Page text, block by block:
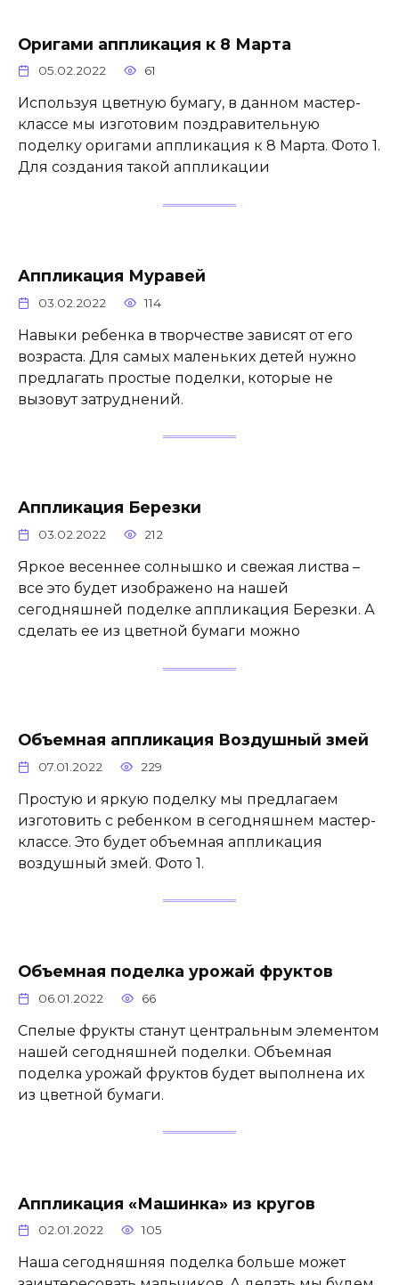
Оригами аппликация к 8 Марта
05.02.2022 61
Используя цветную бумагу, в данном мастер-
классе мы изготовим поздравительную
поделку оригами аппликация к 8 Марта. Фото 1.
Для создания такой аппликации
Аппликация Муравей
03.02.2022 114
Навыки ребенка в творчестве зависят от его
возраста. Для самых маленьких детей нужно
предлагать простые поделки, которые не
вызовут затруднений.
Аппликация Березки
03.02.2022 212
Яркое весеннее солнышко и свежая листва –
все это будет изображено на нашей
сегодняшней поделке аппликация Березки. А
сделать ее из цветной бумаги можно
Объемная аппликация Воздушный змей
07.01.2022 229
Простую и яркую поделку мы предлагаем
изготовить с ребенком в сегодняшнем мастер-
классе. Это будет объемная аппликация
воздушный змей. Фото 1.
Объемная поделка урожай фруктов
06.01.2022 66
Спелые фрукты станут центральным элементом
нашей сегодняшней поделки. Объемная
поделка урожай фруктов будет выполнена их
из цветной бумаги.
Аппликация «Машинка» из кругов
02.01.2022 105
Наша сегодняшняя поделка больше может